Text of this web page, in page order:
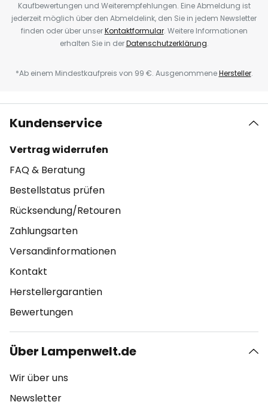
Kaufbewertungen und Weiterempfehlungen. Eine Abmeldung ist
jederzeit möglich über den Abmeldelink, den Sie in jedem Newsletter
finden oder über unserKontaktformular. Weitere Informationen
erhalten Sie in derDatenschutzerklärung.
*Ab einem Mindestkaufpreis von 99 €. AusgenommeneHersteller.
Kundenservice
Vertrag widerrufen
FAQ & Beratung
Bestellstatus prüfen
Rücksendung/Retouren
Zahlungsarten
Versandinformationen
Kontakt
Herstellergarantien
Bewertungen
Über Lampenwelt.de
Wir über uns
Newsletter